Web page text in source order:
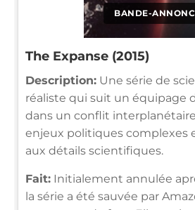
BANDE-
The Expanse (2015)
Description: Une série de
réaliste qui suit un équipage
dans un conflit
enjeux politiques complexes
aux détails scientifiques.
Fait: Initialement annulée
la série a été sauvée par